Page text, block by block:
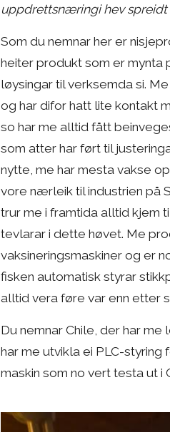
uppdrettsnæringi hev spreidt
Som du nemnar her er
heiter produkt som er mynta
løysingar til verksemda si.
og har difor hatt lite kontakt
so har me alltid fått
som atter har ført til
nytte, me har mesta vakse
vore nærleik til industrien på
trur me i framtida alltid kjem
tevlarar i dette høvet. Me
vaksineringsmaskiner og er
fisken automatisk styrar
alltid vera føre var enn etter
Du nemnar Chile, der har
har me utvikla ei PLC-styring
maskin som no vert testa ut i